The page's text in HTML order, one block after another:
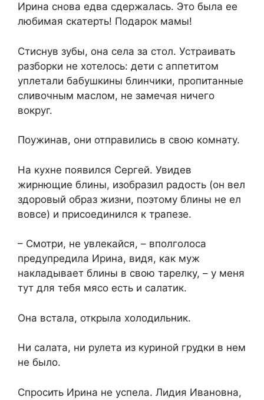
Ирина снова едва сдержалась. Это была ее
любимая скатерть! Подарок мамы!
Стиснув зубы, она села за стол. Устраивать
разборки не хотелось: дети с аппетитом
уплетали бабушкины блинчики, пропитанные
сливочным маслом, не замечая ничего
вокруг.
Поужинав, они отправились в свою комнату.
На кухне появился Сергей. Увидев
жирнющие блины, изобразил радость (он вел
здоровый образ жизни, поэтому блины не ел
вовсе) и присоединился к трапезе.
– Смотри, не увлекайся, – вполголоса
предупредила Ирина, видя, как муж
накладывает блины в свою тарелку, – у меня
тут для тебя мясо есть и салатик.
Она встала, открыла холодильник.
Ни салата, ни рулета из куриной грудки в нем
не было.
Спросить Ирина не успела. Лидия Ивановна,